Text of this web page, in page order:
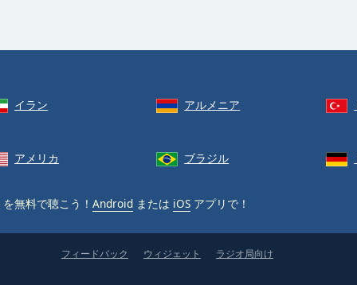
イラン アルメニア
アメリカ ブラジル
を無料で聴こう！ Android または iOS アプリで！
フィードバック ウィジェット ラジオ局向け